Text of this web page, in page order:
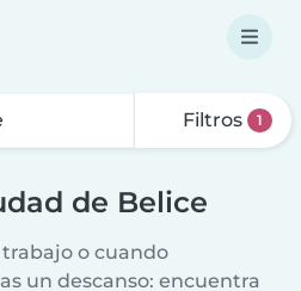
Filtros 1
de Belice
o cuando
un descanso: encuentra